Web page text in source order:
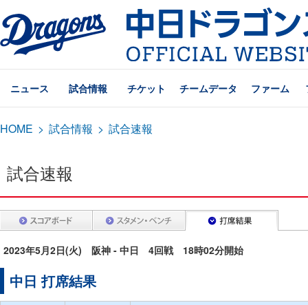
ニュース 試合情報 チケット チームデータ ファーム
HOME > 試合情報 > 試合速報
試合速報
2023年5月2日(火) 阪神 - 中日 4回戦 18時02分開始
中日 打席結果